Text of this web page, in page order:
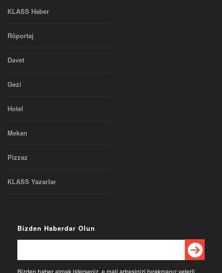
KLASS Haber
Röportaj
Davet
Gezi
Hotel
Mekan
Pizzaz
KLASS Yazarlar
Bizden Haberdar Olun
Bizden haber almak isterseniz, e mail adresinizi bırakmanız yeterli.